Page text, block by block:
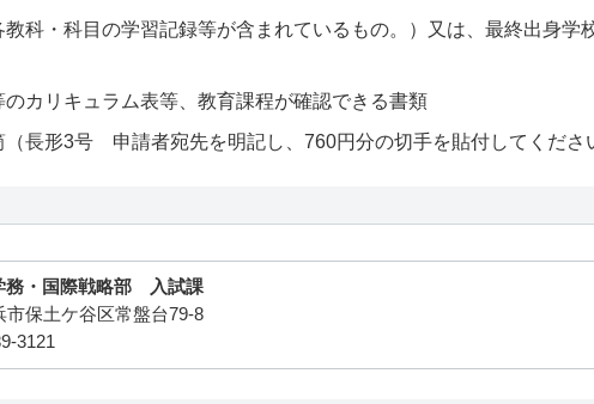
教科・科目の学習記録等が含まれているもの。）又は、最終出身学
のカリキュラム表等、教育課程が確認できる書類
（長形3号 申請者宛先を明記し、760円分の切手を貼付してくださ
・国際戦略部 入試課
保土ケ谷区常盤台79-8
3121